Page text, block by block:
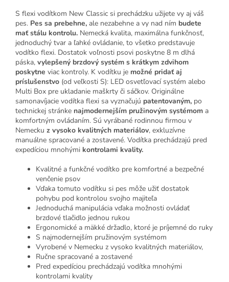
S flexi vodítkom New Classic si prechádzku užijete vy aj váš
pes. Pes sa prebehne, ale nezabehne a vy nad ním budete
mať stálu kontrolu. Nemecká kvalita, maximálna funkčnosť,
jednoduchý tvar a ľahké ovládanie, to všetko predstavuje
vodítko flexi. Dostatok voľnosti psovi poskytne 8 m dlhá
páska, vylepšený brzdový systém s krátkym zdvihom
poskytne viac kontroly. K vodítku je možné pridať aj
príslušenstvo (od veľkosti S): LED osvetľovací systém alebo
Multi Box pre ukladanie maškrty či sáčkov. Originálne
samonavíjacie vodítka flexi sa vyznačujú patentovaným, po
technickej stránke najmodernejším pružinovým systémom a
komfortným ovládaním. Sú vyrábané rodinnou firmou v
Nemecku z vysoko kvalitných materiálov, exkluzívne
manuálne spracované a zostavené. Vodítka prechádzajú pred
expedíciou mnohými kontrolami kvality.
Kvalitné a funkčné vodítko pre komfortné a bezpečné
venčenie psov
Vďaka tomuto vodítku si pes môže užiť dostatok
pohybu pod kontrolou svojho majiteľa
Jednoduchá manipulácia vďaka možnosti ovládať
brzdové tlačidlo jednou rukou
Ergonomické a mäkké držadlo, ktoré je príjemné do ruky
S najmodernejším pružinovým systémom
Vyrobené v Nemecku z vysoko kvalitných materiálov,
Ručne spracované a zostavené
Pred expedíciou prechádzajú vodítka mnohými
kontrolami kvality